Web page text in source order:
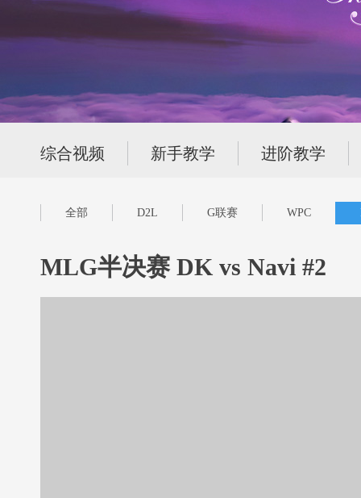
综合视频 新手教学 进阶教学
全部 D2L G联赛 WPC
MLG半决赛 DK vs Navi #2